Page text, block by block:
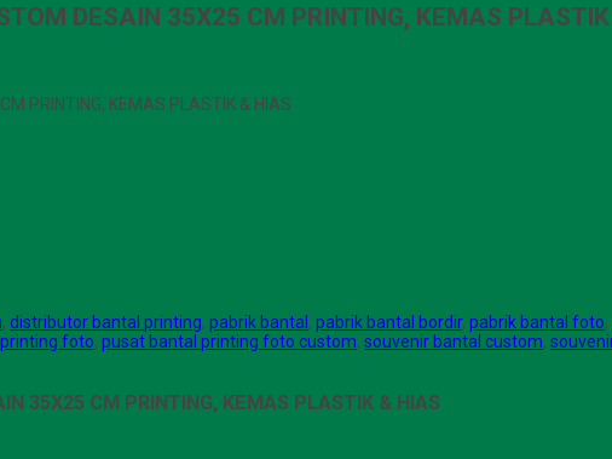
DESAIN 35X25 CM PRINTING, KEMAS
PRINTING, KEMAS PLASTIK & HIAS
, distributor bantal printing, pabrik bantal , pabrik bantal bordir, pabrik bantal foto,
foto, pusat bantal printing foto custom, souvenir bantal custom,
35X25 CM PRINTING, KEMAS PLASTIK & HIAS